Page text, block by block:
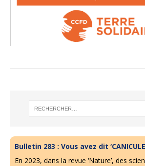
Bulletin 283 : Vous avez dit
En 2023, dans la revue ‘Nature’, des